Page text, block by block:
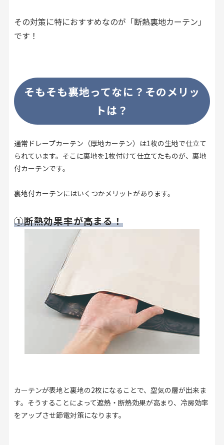
その対策に特におすすめなのが「断熱裏地カーテン」
です！
そもそも裏地ってなに？そのメリッ
トは？
通常ドレープカーテン（厚地カーテン）は1枚の生地で仕立て
られています。そこに裏地を1枚付けて仕立てたものが、裏地
付カーテンです。
裏地付カーテンにはいくつかメリットがあります。
①断熱効果率が高まる！
カーテンが表地と裏地の2枚になることで、空気の層が出来ま
す。そうすることによって遮熱・断熱効果が高まり、冷房効率
をアップさせ節電対策になります。